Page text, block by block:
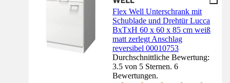
Flex Well Unterschrank mit
Schublade und Drehtür Lucca
BxTxH 60 x 60 x 85 cm weiß
matt zerlegt Anschlag
reversibel 00010753
Durchschnittliche Bewertung:
3.5 von 5 Sternen. 6
Bewertungen.